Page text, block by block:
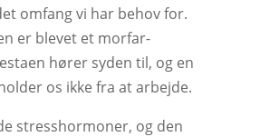
omfang vi har behov for.
er blevet et morfar-
hører syden til, og en
os ikke fra at arbejde.
stresshormoner, og den